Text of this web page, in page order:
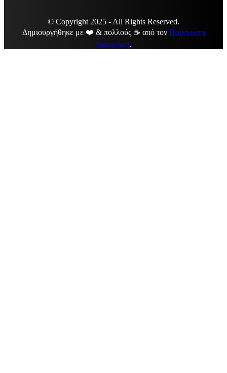
© Copyright 2025 - All Rights Reserved.
Δημιουργήθηκε με ❤️ & πολλούς ☕ από τον Παναγιώτη
Σακαλάκη.